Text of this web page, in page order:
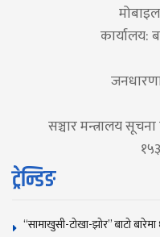
कार्यालय:
जनधारणा
सञ्चार मन्त्रालय
ट्रेन्डिङ
“सामाखुसी-टोखा-झोर” बाटो बारेमा